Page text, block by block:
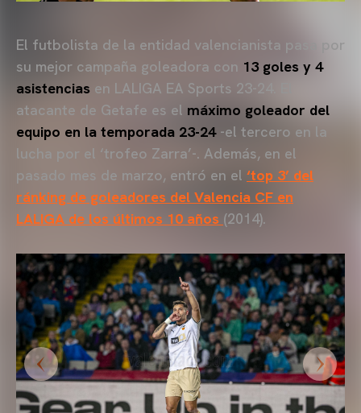
El futbolista de la entidad valencianista pasa por
su mejor campaña goleadora con 13 goles y 4
asistencias en LALIGA EA Sports 23-24. El
atacante de Getafe es el máximo goleador del
equipo en la temporada 23-24-el tercero en la
lucha por el ‘trofeo Zarra’-. Además, en el
pasado mes de marzo, entró en el ‘top 3’ del
ránking de goleadores del Valencia CF en
LALIGA de los últimos 10 años (2014).